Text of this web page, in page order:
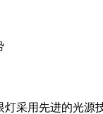
灯采用先进的光源